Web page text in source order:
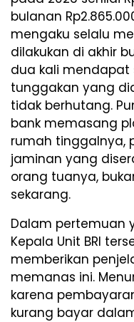
bulanan
mengaku selalu
dilakukan di akhir
dua kali
tunggakan yang
tidak berhutang.
bank memasang
rumah tinggalnya,
jaminan yang
orang tuanya,
sekarang.
Dalam pertemuan
Kepala Unit BRI
memberikan
memanas ini.
karena
kurang bayar